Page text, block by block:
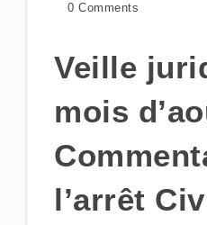
0 Comments
Veille
mois
l’arrêt